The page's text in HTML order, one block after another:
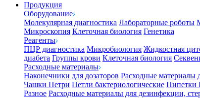
Продукция
Оборудование
Молекулярная диагностика Лабораторные роботы
Микроскопия Клеточная биология Генетика
Реагенты
ПЦР диагностика Микробиология Жидкостная
диабета Группы крови Клеточная биология
Расходные материалы
Наконечники для дозаторов Расходные материалы
Чашки Петри Петли бактериологические Пипетки
Разное Расходные материалы для дезинфекции,